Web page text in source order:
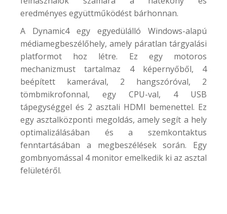
eredményes együttműködést bárhonnan.
A Dynamic4 egy egyedülálló Windows-alapú
médiamegbeszélőhely, amely páratlan tárgyalási
platformot hoz létre. Ez egy motoros
mechanizmust tartalmaz 4 képernyőből, 4
beépített kamerával, 2 hangszóróval, 2
tömbmikrofonnal, egy CPU-val, 4 USB
tápegységgel és 2 asztali HDMI bemenettel. Ez
egy asztalközponti megoldás, amely segít a hely
optimalizálásában és a szemkontaktus
fenntartásában a megbeszélések során. Egy
gombnyomással 4 monitor emelkedik ki az asztal
felületéről.